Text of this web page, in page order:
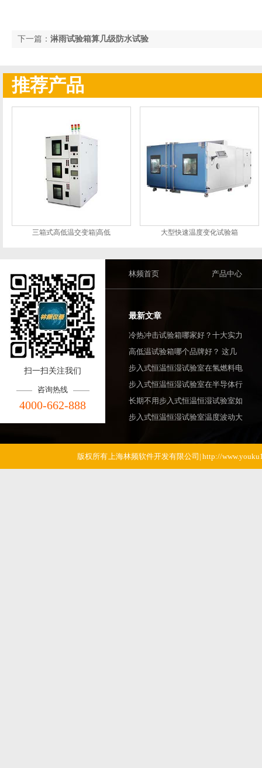
下一篇： 淋雨试验箱算几级防水试验
推荐产品
三箱式高低温交变箱|高低 大型快速温度变化试验箱
扫一扫关注我们
咨询热线
4000-662-888
林频首页 产品中心
最新文章
冷热冲击试验箱哪家好？十大实力
高低温试验箱哪个品牌好？ 这几
步入式恒温恒湿试验室在氢燃料电
步入式恒温恒湿试验室在半导体行
长期不用步入式恒温恒湿试验室如
步入式恒温恒湿试验室温度波动大
版权所有 上海林频软件开发有限公司| http://